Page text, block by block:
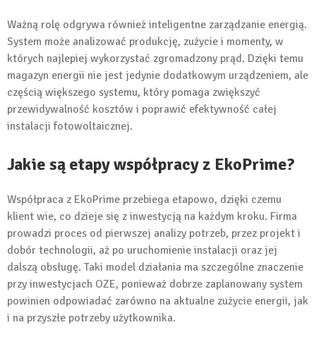
Ważną rolę odgrywa również inteligentne zarządzanie energią.
System może analizować produkcję, zużycie i momenty, w
których najlepiej wykorzystać zgromadzony prąd. Dzięki temu
magazyn energii nie jest jedynie dodatkowym urządzeniem, ale
częścią większego systemu, który pomaga zwiększyć
przewidywalność kosztów i poprawić efektywność całej
instalacji fotowoltaicznej.
Jakie są etapy współpracy z EkoPrime?
Współpraca z EkoPrime przebiega etapowo, dzięki czemu
klient wie, co dzieje się z inwestycją na każdym kroku. Firma
prowadzi proces od pierwszej analizy potrzeb, przez projekt i
dobór technologii, aż po uruchomienie instalacji oraz jej
dalszą obsługę. Taki model działania ma szczególne znaczenie
przy inwestycjach OZE, ponieważ dobrze zaplanowany system
powinien odpowiadać zarówno na aktualne zużycie energii, jak
i na przyszłe potrzeby użytkownika.